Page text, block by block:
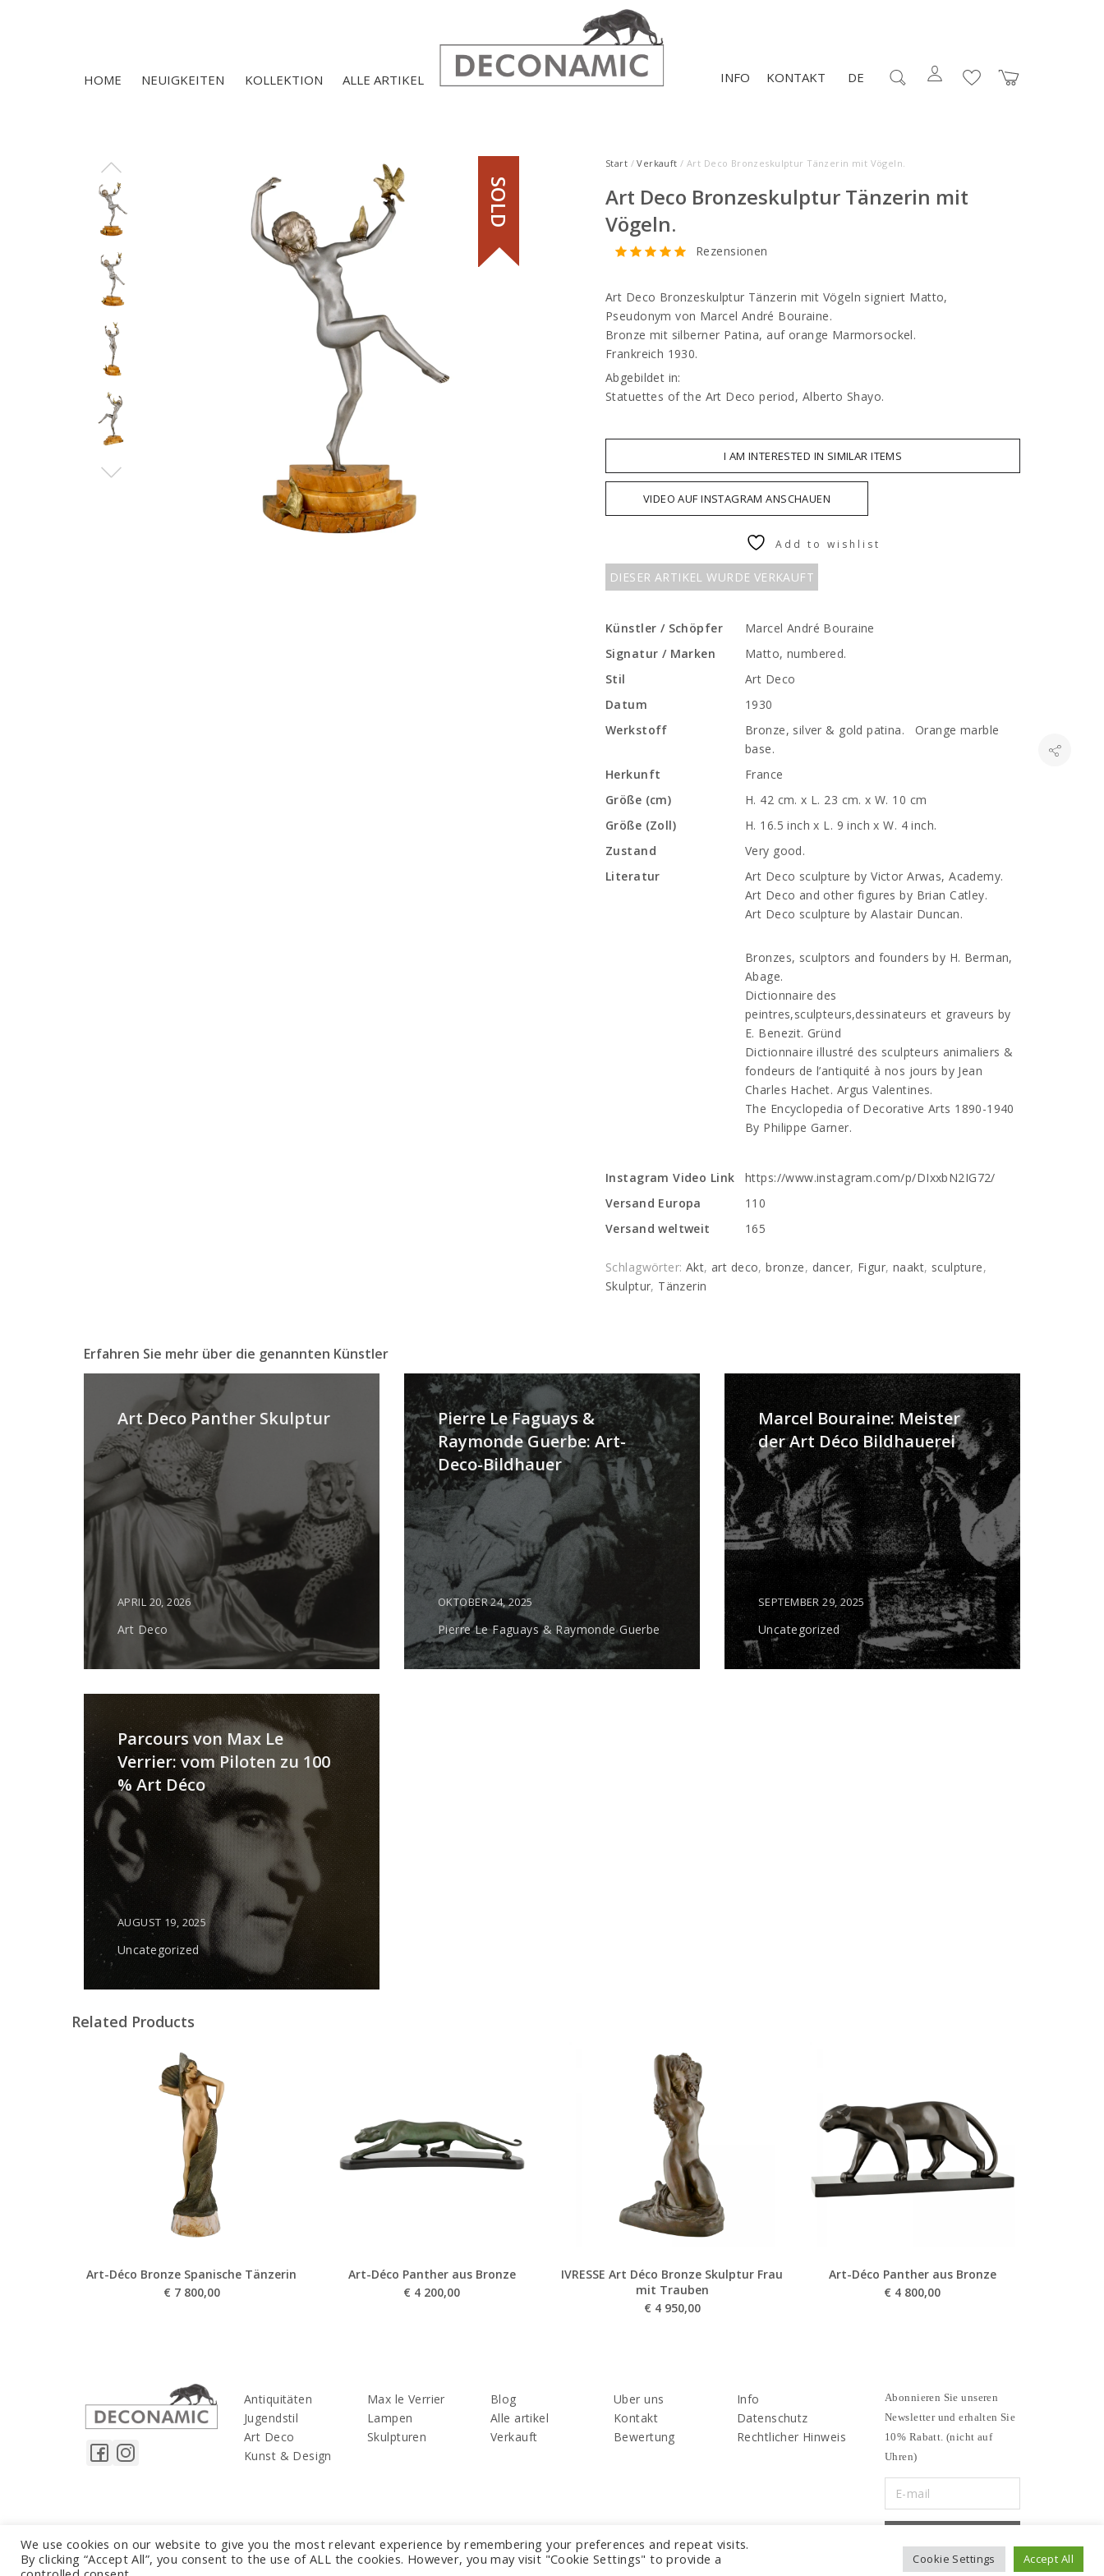
HOME NEUIGKEITEN KOLLEKTION ALLE ARTIKEL KONTAKT
INFO DE
SOLD
Start /Verkauft / Art Deco Bronzeskulptur Tänzerin mit Vögeln.
Art Deco Bronzeskulptur Tänzerin mit
Vögeln.
Rezensionen
Art Deco Bronzeskulptur Tänzerin mit Vögeln signiert Matto,
Pseudonym von Marcel André Bouraine.
Bronze mit silberner Patina, auf orange Marmorsockel.
Frankreich 1930.
Abgebildet in:
Statuettes of the Art Deco period, Alberto Shayo.
I AM INTERESTED IN SIMILAR ITEMS
DIESER ARTIKEL WURDE VERKAUFT
VIDEO AUF INSTAGRAM ANSCHAUEN
Add to wishlist
Künstler / Schöpfer
Marcel André Bouraine
Signatur / Marken
Matto, numbered.
Stil
Art Deco
Datum
1930
Werkstoff
Bronze, silver & gold patina. Orange marble
base.
Herkunft
France
Größe (cm)
H. 42 cm. x L. 23 cm. x W. 10 cm
Größe (Zoll)
H. 16.5 inch x L. 9 inch x W. 4 inch.
Zustand
Very good.
Literatur
Art Deco sculpture by Victor Arwas, Academy.
Art Deco and other figures by Brian Catley.
Art Deco sculpture by Alastair Duncan.
Bronzes, sculptors and founders by H. Berman,
Abage.
Dictionnaire des
peintres,sculpteurs,dessinateurs et graveurs by
E. Benezit. Gründ
Dictionnaire illustré des sculpteurs animaliers &
fondeurs de l’antiquité à nos jours by Jean
Charles Hachet. Argus Valentines.
The Encyclopedia of Decorative Arts 1890-1940
By Philippe Garner.
Instagram Video Link
https://www.instagram.com/p/DIxxbN2IG72/
Versand Europa
110
Versand weltweit
165
Schlagwörter: Akt, art deco,bronze, dancer, Figur, naakt, sculpture,
Skulptur, Tänzerin
Erfahren Sie mehr über die genannten Künstler
Art Deco Panther Skulptur
APRIL 20, 2026
Art Deco
Pierre Le Faguays &
Raymonde Guerbe: Art-
Deco-Bildhauer
OKTOBER 24, 2025
Pierre Le Faguays & Raymonde Guerbe
Marcel Bouraine: Meister
der Art Déco Bildhauerei
SEPTEMBER 29, 2025
Uncategorized
Parcours von Max Le
Verrier: vom Piloten zu 100
% Art Déco
AUGUST 19, 2025
Uncategorized
Related Products
Art-Déco Bronze Spanische Tänzerin
€ 7 800,00
Art-Déco Panther aus Bronze
€ 4 200,00
IVRESSE Art Déco Bronze Skulptur Frau
mit Trauben
€ 4 950,00
Art-Déco Panther aus Bronze
€ 4 800,00
Antiquitäten
Jugendstil
Art Deco
Kunst & Design
Max le Verrier
Lampen
Skulpturen
Blog
Alle artikel
Verkauft
Uber uns
Kontakt
Bewertung
Info
Datenschutz
Rechtlicher Hinweis
Abonnieren Sie unseren
Newsletter und erhalten Sie
10% Rabatt. (nicht auf
Uhren)
We use cookies on our website to give you the most relevant experience by remembering your preferences and repeat visits.
By clicking “Accept All”, you consent to the use of ALL the cookies. However, you may visit "Cookie Settings" to provide a
Cookie Settings Accept All